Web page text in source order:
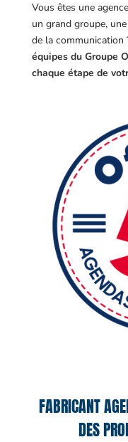
Vous êtes une
un grand groupe,
de la communication
équipes du Groupe
chaque étape de
FABRICANT
DES